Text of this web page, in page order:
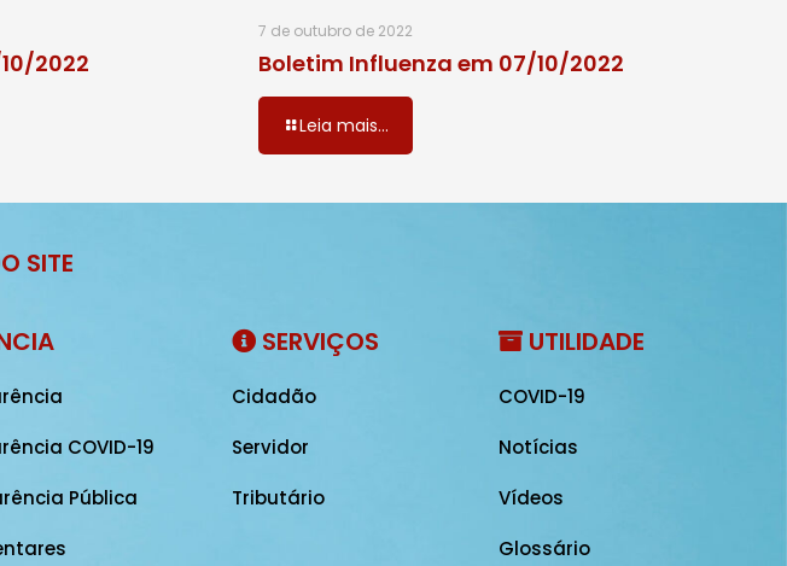
2022
7 de outubro de 2022
Boletim Influenza em 07/10/2022
Leia mais...
SITE
COVID-19
Pública
SERVIÇOS
Cidadão
Servidor
Tributário
UTILIDADE
COVID-19
Notícias
Vídeos
Glossário